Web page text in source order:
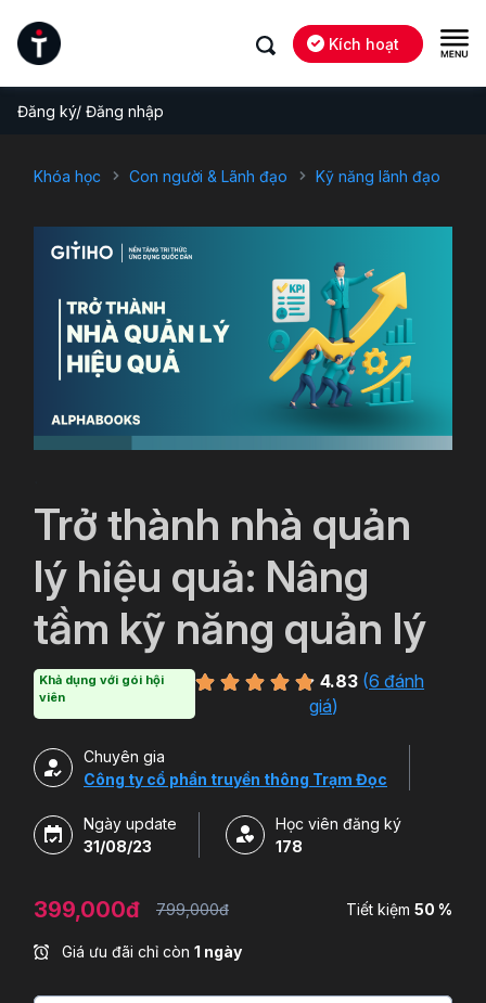
Kích hoạt
Đăng ký/ Đăng nhập
Khóa học Con người & Lãnh đạo Kỹ năng lãnh đạo
Trở thành nhà quản
lý hiệu quả: Nâng
tầm kỹ năng quản lý
Khả dụng với gói hội
viên
4.83 (6 đánh
giá)
Chuyên gia
Công ty cổ phần truyền thông Trạm Đọc
Ngày update
31/08/23
Học viên đăng ký
178
399,000đ 799,000đ Tiết kiệm 50 %
Giá ưu đãi chỉ còn 1 ngày